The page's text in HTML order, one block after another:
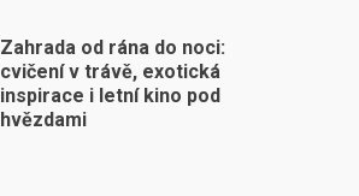
Zahrada od rána do noci:
cvičení v trávě, exotická
inspirace i letní kino pod
hvězdami